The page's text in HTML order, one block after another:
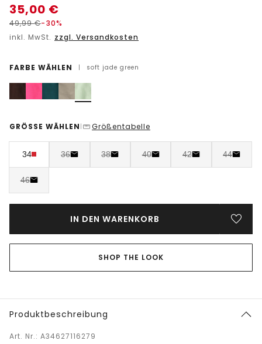
35,00 €
49,99€-30%
inkl. MwSt. zzgl. Versandkosten
FARBE WÄHLEN | soft jade green
GRÖSSE WÄHLEN | Größentabelle
34 36 38 40 42 44
46
IN DEN WARENKORB
SHOP THE LOOK
Produktbeschreibung
Art. Nr.: A34627116279